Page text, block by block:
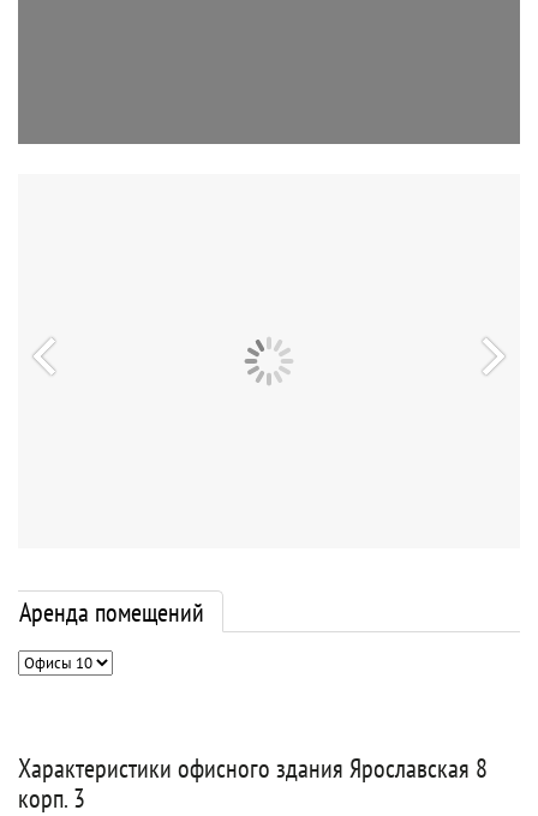
Аренда помещений
Характеристики офисного здания Ярославская 8
корп. 3